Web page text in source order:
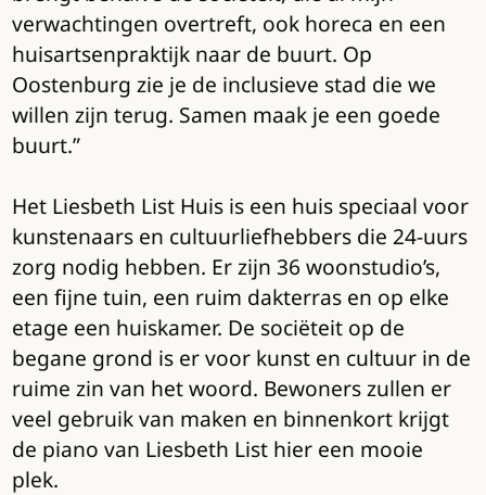
verwachtingen overtreft, ook horeca en een
huisartsenpraktijk naar de buurt. Op
Oostenburg zie je de inclusieve stad die we
willen zijn terug. Samen maak je een goede
buurt.”
Het Liesbeth List Huis is een huis speciaal voor
kunstenaars en cultuurliefhebbers die 24-uurs
zorg nodig hebben. Er zijn 36 woonstudio’s,
een fijne tuin, een ruim dakterras en op elke
etage een huiskamer. De sociëteit op de
begane grond is er voor kunst en cultuur in de
ruime zin van het woord. Bewoners zullen er
veel gebruik van maken en binnenkort krijgt
de piano van Liesbeth List hier een mooie
plek.